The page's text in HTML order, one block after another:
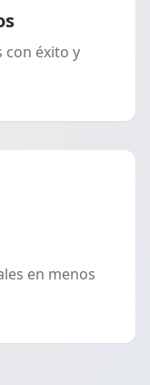
con éxito y
en menos